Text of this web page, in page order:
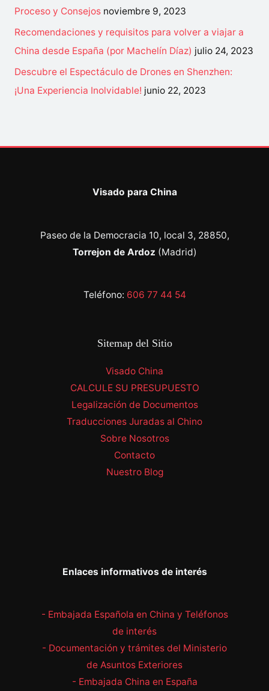
Proceso y Consejos noviembre 9, 2023
Recomendaciones y requisitos para volver a viajar a
China desde España (por Machelín Díaz) julio 24, 2023
Descubre el Espectáculo de Drones en Shenzhen:
¡Una Experiencia Inolvidable! junio 22, 2023
Visado para China
Paseo de la Democracia 10, local 3, 28850,
Torrejon de Ardoz (Madrid)
Teléfono: 606 77 44 54
Sitemap del Sitio
Visado China
CALCULE SU PRESUPUESTO
Legalización de Documentos
Traducciones Juradas al Chino
Sobre Nosotros
Contacto
Nuestro Blog
Enlaces informativos de interés
- Embajada Española en China y Teléfonos
de interés
- Documentación y trámites del Ministerio
de Asuntos Exteriores
- Embajada China en España